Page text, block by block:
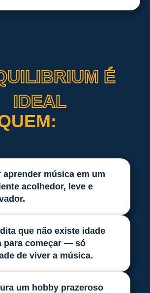
É
IDEAL
aprender música em um
acolhedor, leve e
que não existe idade
para começar — só
de viver a música.
um hobby prazeroso